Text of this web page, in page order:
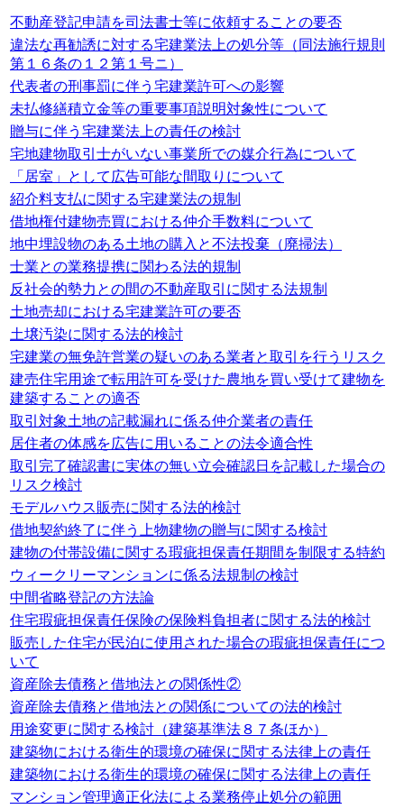
不動産登記申請を司法書士等に依頼することの要否
違法な再勧誘に対する宅建業法上の処分等（同法施行規則
第１６条の１２第１号ニ）
代表者の刑事罰に伴う宅建業許可への影響
未払修繕積立金等の重要事項説明対象性について
贈与に伴う宅建業法上の責任の検討
宅地建物取引士がいない事業所での媒介行為について
「居室」として広告可能な間取りについて
紹介料支払に関する宅建業法の規制
借地権付建物売買における仲介手数料について
地中埋設物のある土地の購入と不法投棄（廃掃法）
士業との業務提携に関わる法的規制
反社会的勢力との間の不動産取引に関する法規制
土地売却における宅建業許可の要否
土壌汚染に関する法的検討
宅建業の無免許営業の疑いのある業者と取引を行うリスク
建売住宅用途で転用許可を受けた農地を買い受けて建物を
建築することの適否
取引対象土地の記載漏れに係る仲介業者の責任
居住者の体感を広告に用いることの法令適合性
取引完了確認書に実体の無い立会確認日を記載した場合の
リスク検討
モデルハウス販売に関する法的検討
借地契約終了に伴う上物建物の贈与に関する検討
建物の付帯設備に関する瑕疵担保責任期間を制限する特約
ウィークリーマンションに係る法規制の検討
中間省略登記の方法論
住宅瑕疵担保責任保険の保険料負担者に関する法的検討
販売した住宅が民泊に使用された場合の瑕疵担保責任につ
いて
資産除去債務と借地法との関係性②
資産除去債務と借地法との関係についての法的検討
用途変更に関する検討（建築基準法８７条ほか）
建築物における衛生的環境の確保に関する法律上の責任
建築物における衛生的環境の確保に関する法律上の責任
マンション管理適正化法による業務停止処分の範囲